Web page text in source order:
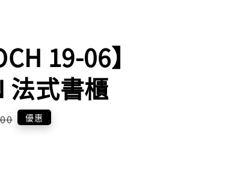
19-06】
法式書櫃
優惠